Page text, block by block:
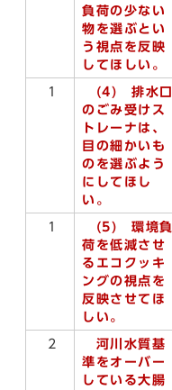
負荷の少ない
物を選ぶとい
う視点を反映
してほしい。
1
(4) 排水口
のごみ受けス
トレーナは、
目の細かいも
のを選ぶよう
にしてほし
い。
1
(5) 環境負
荷を低減させ
るエコクッキ
ングの視点を
反映させてほ
しい。
2
河川水質基
準をオーバー
している大腸